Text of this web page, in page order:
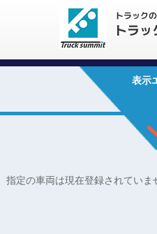
表示
指定の車両は現在登録されていま